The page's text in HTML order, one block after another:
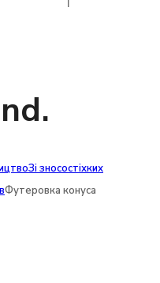
Зі зносостіхких
Футеровка конуса